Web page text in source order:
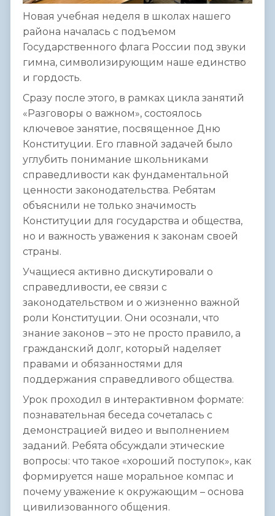
Новая учебная неделя в школах нашего
района началась с подъемом
Государственного флага России под звуки
гимна, символизирующим наше единство
и гордость.
Сразу после этого, в рамках цикла занятий
«Разговоры о важном», состоялось
ключевое занятие, посвященное Дню
Конституции. Его главной задачей было
углубить понимание школьниками
справедливости как фундаментальной
ценности законодательства. Ребятам
объяснили не только значимость
Конституции для государства и общества,
но и важность уважения к законам своей
страны.
Учащиеся активно дискутировали о
справедливости, ее связи с
законодательством и о жизненно важной
роли Конституции. Они осознали, что
знание законов – это не просто правило, а
гражданский долг, который наделяет
правами и обязанностями для
поддержания справедливого общества.
Урок проходил в интерактивном формате:
познавательная беседа сочеталась с
демонстрацией видео и выполнением
заданий. Ребята обсуждали этические
вопросы: что такое «хороший поступок», как
формируется наше моральное компас и
почему уважение к окружающим – основа
цивилизованного общения.